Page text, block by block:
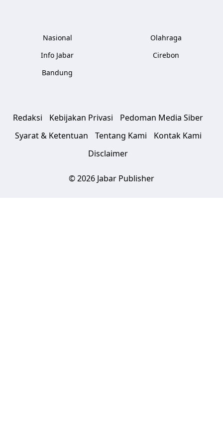
Nasional
Info Jabar
Bandung
Olahraga
Cirebon
Redaksi Kebijakan Privasi
Pedoman Media Siber
Syarat & Ketentuan
Tentang Kami
Kontak Kami
Disclaimer
© 2026 Jabar Publisher